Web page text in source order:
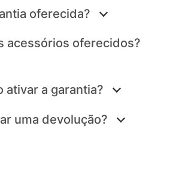
oferecida?
acessórios oferecidos?
ativar a garantia?
uma devolução?